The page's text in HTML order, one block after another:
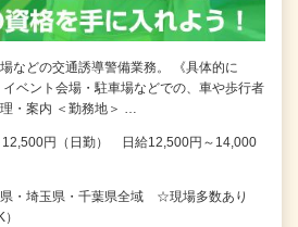
などの交通誘導警備業務。 《具体的に
ベント会場・駐車場などでの、車や歩行者
・案内 ＜勤務地＞ …
12,500円（日勤） 日給12,500円～14,000
・埼玉県・千葉県全域 ☆現場多数あり